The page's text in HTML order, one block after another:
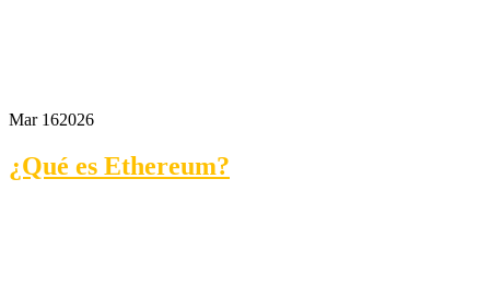
Mar 162026
¿Qué es Ethereum?